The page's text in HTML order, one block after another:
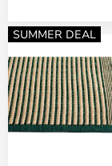
SUMMER DEAL